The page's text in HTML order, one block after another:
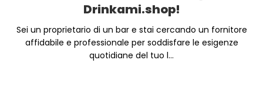
Drinkami.shop!
Sei un proprietario di un bar e stai cercando un fornitore
affidabile e professionale per soddisfare le esigenze
quotidiane del tuo l...